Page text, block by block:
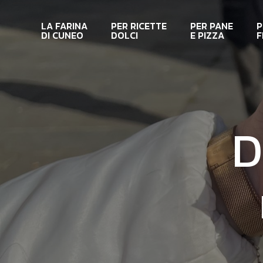
main
LA FARINA
DI CUNEO
PER RICETTE
DOLCI
PER PANE
E PIZZA
D